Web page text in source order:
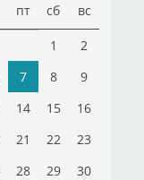
пт сб вс
1
2
7 8
9
14 15
16
21 22
23
28 29 30